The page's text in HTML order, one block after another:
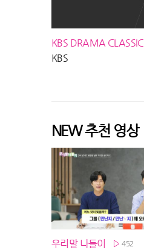
KBS DRAMA CLASSIC
KBS
NEW 추천 영상
우리말 나들이 452